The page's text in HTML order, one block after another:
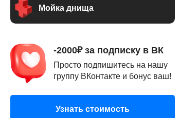
-2000₽ за подписку в ВК
Просто подпишитесь на нашу
группу ВКонтакте и бонус ваш!
Узнать стоимость
Мойка днища